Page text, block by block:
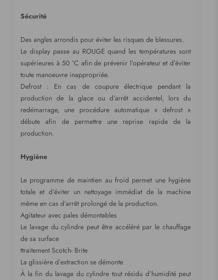
Sécurité
Des angles arrondis pour éviter les risques de blessures.
Le display passe au ROUGE quand les températures sont
supérieures à 50 °C afin de prévenir l’opérateur et d’éviter
toute manoeuvre inappropriée.
Defrost : En cas de coupure électrique pendant la
production de la glace ou d’arrêt accidentel, lors du
redémarrage, une procédure automatique « defrost »
débute afin de permettre une reprise rapide de la
production.
Hygiène
Le programme de maintien au froid permet une hygiène
totale et d’éviter un nettoyage immédiat de la machine
même en cas d’arrêt prolongé de la production.
Agitateur avec pales démontables
Le lavage du cylindre peut être accéléré par le chauffage
de sa surface
ttraitement Scotch- Brite
La glissière d’extraction se démonte
À la fin du lavage du cylindre tout résidu d’humidité peut